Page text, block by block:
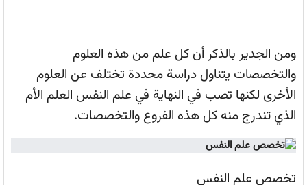
ومن الجدير بالذكر أن كل علم من هذه العلوم
والتخصصات يتناول دراسة محددة تختلف عن العلوم
الأخرى لكنها تصب في النهاية في علم النفس العلم الأم
الذي تندرج منه كل هذه الفروع والتخصصات.
تخصص علم النفس